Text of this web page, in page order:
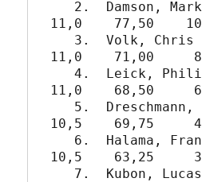
11,0    77,50    10
11,0    71,00     8
   4.  Leick, Philippe
11,0    68,50     6
10,5    69,75     4
10,5    63,25     3